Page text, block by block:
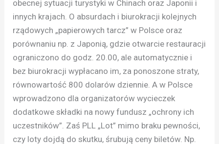
obecnej sytuacji turystyki w Chinach oraz Japonii i
innych krajach. O absurdach i biurokracji kolejnych
rządowych „papierowych tarcz” w Polsce oraz
porównaniu np. z Japonią, gdzie otwarcie restauracji
ograniczono do godz. 20.00, ale automatycznie i
bez biurokracji wypłacano im, za ponoszone straty,
równowartość 800 dolarów dziennie. A w Polsce
wprowadzono dla organizatorów wycieczek
dodatkowe składki na nowy fundusz „ochrony ich
uczestników”. Zaś PLL „Lot” mimo braku pewności,
czy loty dojdą do skutku, śrubują ceny biletów. Np.